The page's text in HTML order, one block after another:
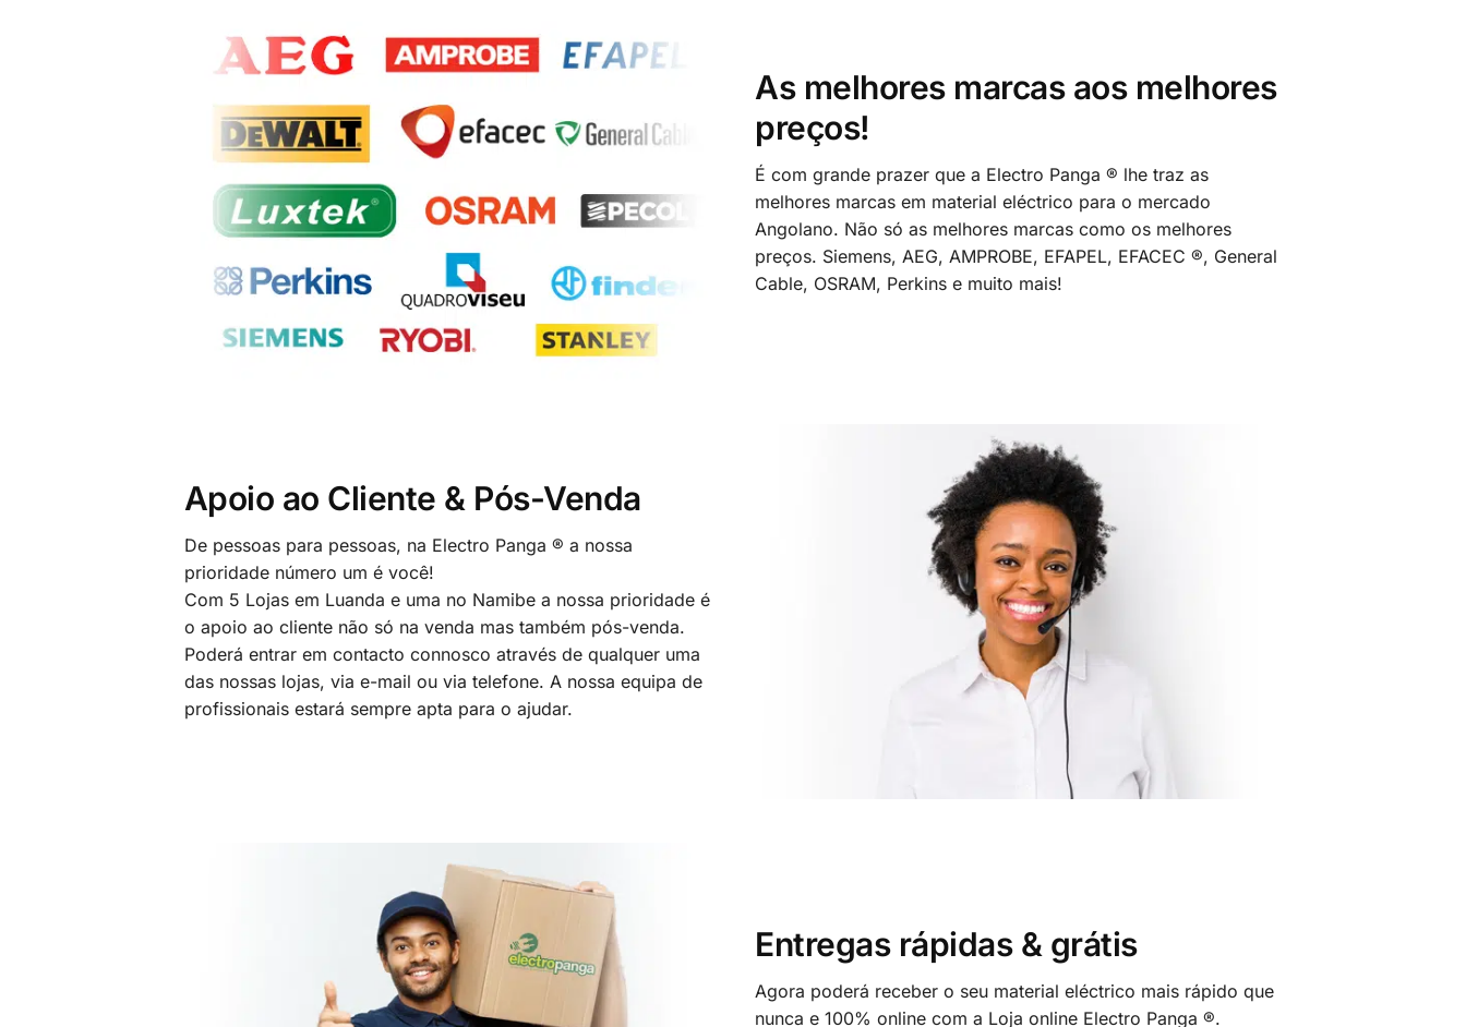
As melhores marcas aos melhores
preços!
É com grande prazer que a Electro Panga ® lhe traz as
melhores marcas em material eléctrico para o mercado
Angolano. Não só as melhores marcas como os melhores
preços. Siemens, AEG, AMPROBE, EFAPEL, EFACEC ®, General
Cable, OSRAM, Perkins e muito mais!
Apoio ao Cliente & Pós-Venda
De pessoas para pessoas, na Electro Panga ® a nossa
prioridade número um é você!
Com 5 Lojas em Luanda e uma no Namibe a nossa prioridade é
o apoio ao cliente não só na venda mas também pós-venda.
Poderá entrar em contacto connosco através de qualquer uma
das nossas lojas, via e-mail ou via telefone. A nossa equipa de
profissionais estará sempre apta para o ajudar.
Entregas rápidas & grátis
Agora poderá receber o seu material eléctrico mais rápido que
nunca e 100% online com a Loja online Electro Panga ®.